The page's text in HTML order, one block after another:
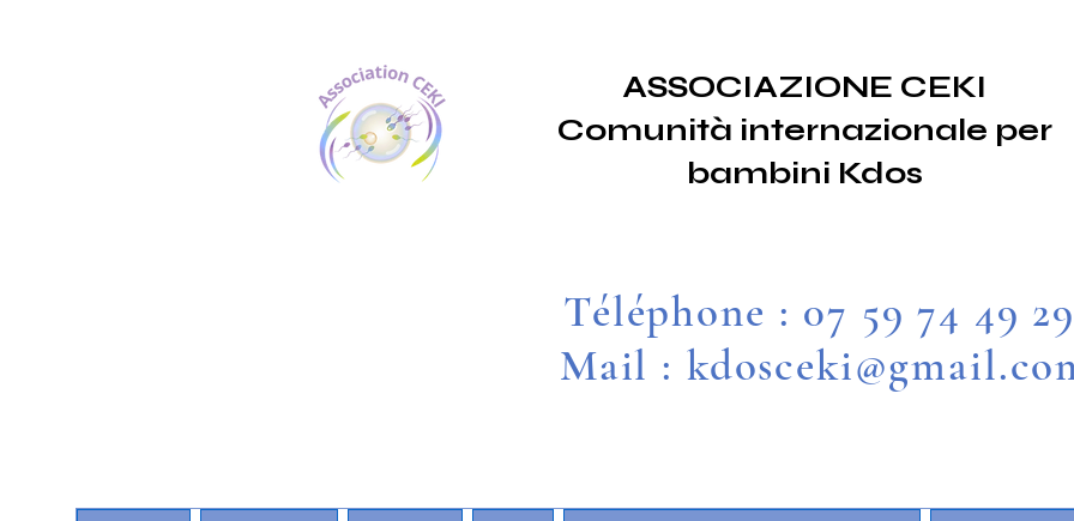
ASSOCIAZIONE CEKI
Comunità internazionale per
bambini Kdos
Téléphone : 07 59 74 49 29
Mail :